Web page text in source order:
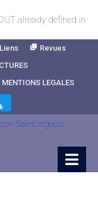
already defined in
Liens
Revues
MENTIONS LEGALES